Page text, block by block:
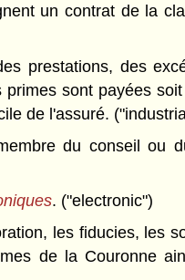
un contrat de la
prestations, des
sont payées
de l'assuré.
du conseil ou
. ("electronic")
les fiducies, les
de la Couronne